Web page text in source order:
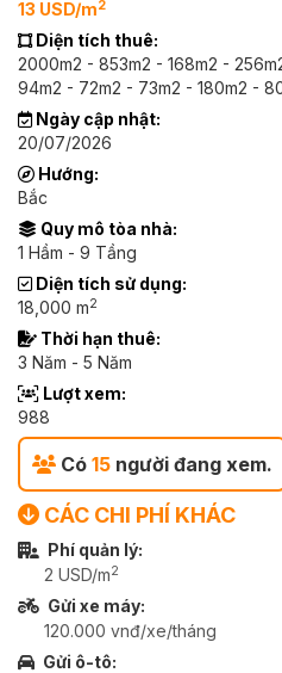
13 USD/m2
Diện tích thuê:
2000m2 - 853m2 - 168m2 -
94m2 - 72m2 - 73m2 - 180m2 -
Ngày cập nhật:
20/07/2026
Hướng:
Bắc
Quy mô tòa nhà:
1 Hầm - 9 Tầng
Diện tích sử dụng:
18,000 m2
Thời hạn thuê:
3 Năm - 5 Năm
Lượt xem:
988
Có 15 người đang xem.
CÁC CHI PHÍ KHÁC
Phí quản lý:
2 USD/m2
Gửi xe máy:
120.000 vnđ/xe/tháng
Gửi ô-tô: